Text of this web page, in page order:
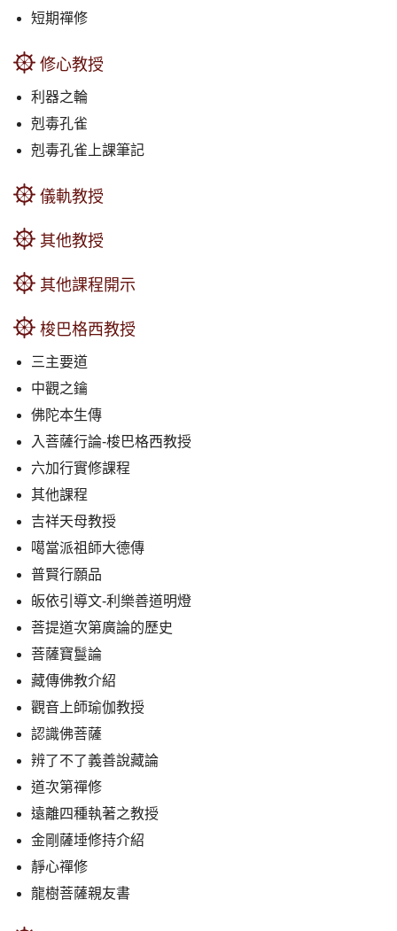
短期禪修
修心教授
利器之輪
剋毒孔雀
剋毒孔雀上課筆記
儀軌教授
其他教授
其他課程開示
梭巴格西教授
三主要道
中觀之鑰
佛陀本生傳
入菩薩行論-梭巴格西教授
六加行實修課程
其他課程
吉祥天母教授
噶當派祖師大德傳
普賢行願品
皈依引導文-利樂善道明燈
菩提道次第廣論的歷史
菩薩寶鬘論
藏傳佛教介紹
觀音上師瑜伽教授
認識佛菩薩
辨了不了義善說藏論
道次第禪修
遠離四種執著之教授
金剛薩埵修持介紹
靜心禪修
龍樹菩薩親友書